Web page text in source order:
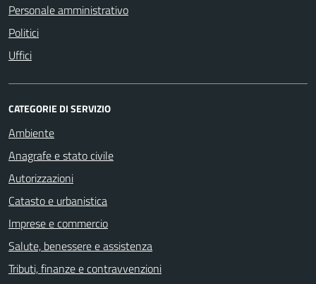
Personale amministrativo
Politici
Uffici
CATEGORIE DI SERVIZIO
Ambiente
Anagrafe e stato civile
Autorizzazioni
Catasto e urbanistica
Imprese e commercio
Salute, benessere e assistenza
Tributi, finanze e contravvenzioni